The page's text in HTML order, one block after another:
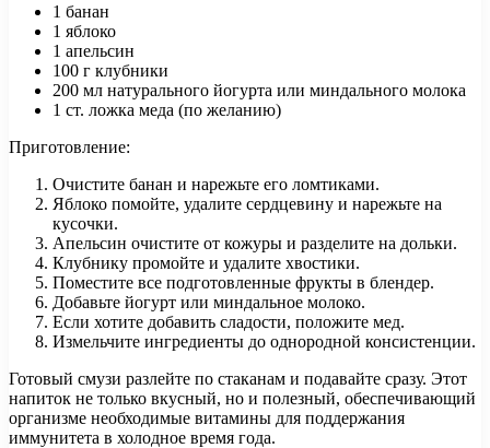
1 банан
1 яблоко
1 апельсин
100 г клубники
200 мл натурального йогурта или миндального молока
1 ст. ложка меда (по желанию)
Приготовление:
Очистите банан и нарежьте его ломтиками.
Яблоко помойте, удалите сердцевину и нарежьте на
кусочки.
Апельсин очистите от кожуры и разделите на дольки.
Клубнику промойте и удалите хвостики.
Поместите все подготовленные фрукты в блендер.
Добавьте йогурт или миндальное молоко.
Если хотите добавить сладости, положите мед.
Измельчите ингредиенты до однородной консистенции.
Готовый смузи разлейте по стаканам и подавайте сразу. Этот
напиток не только вкусный, но и полезный, обеспечивающий
организме необходимые витамины для поддержания
иммунитета в холодное время года.